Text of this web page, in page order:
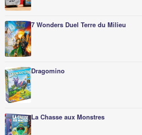
7 Wonders Duel Terre du Milieu
Dragomino
La Chasse aux Monstres